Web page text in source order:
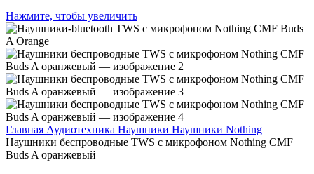
Нажмите, чтобы увеличить
Главная Аудиотехника Наушники Наушники Nothing
Наушники беспроводные TWS с микрофоном Nothing CMF
Buds A оранжевый